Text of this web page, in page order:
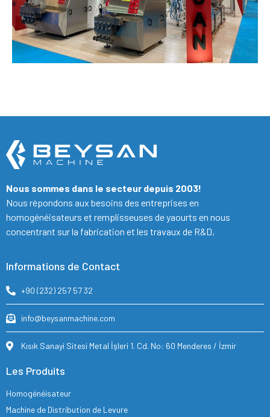
Nous sommes dans le secteur depuis 2003!
Nous répondons aux besoins des entreprises en
homogénéisateurs et remplisseuses de yaourts en nous
concentrant sur la fabrication et les travaux de R&D,
Informations de Contact
+90 (232) 257 57 32
info@beysanmachine.com
Kısık Sanayi Sitesi Metal İşleri 1. Cd. No: 60 Menderes / İzmir
Les Produits
Homogénéisateur
Machine de Distribution de Levure